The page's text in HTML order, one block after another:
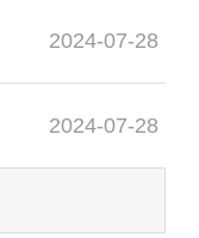
2024-07-28
2024-07-28